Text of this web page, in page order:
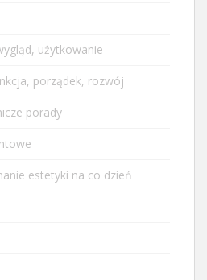
użytkowanie
porządek, rozwój
porady
estetyki na co dzień